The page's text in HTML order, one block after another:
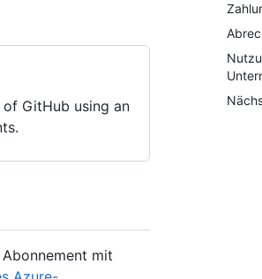
GitHub using an
mit